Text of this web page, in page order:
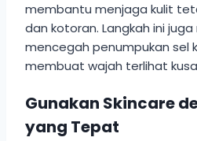
membantu menjaga kulit
dan kotoran. Langkah ini
mencegah penumpukan sel
membuat wajah terlihat
Gunakan Skincare
yang Tepat